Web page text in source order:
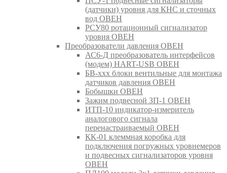
(датчики) уровня для КНС и сточных
вод ОВЕН
РСУ80 ротационный сигнализатор
уровня ОВЕН
Преобразователи давления ОВЕН
АС6-Д преобразователь интерфейсов
(модем) HART-USB ОВЕН
БВ-ххх блоки вентильные для монтажа
датчиков давления ОВЕН
Бобышки ОВЕН
Зажим подвесной ЗП-1 ОВЕН
ИТП-10 индикатор-измеритель
аналогового сигнала
перенастраиваемый ОВЕН
КК-01 клеммная коробка для
подключения погружных уровнемеров
и подвесных сигнализаторов уровня
ОВЕН